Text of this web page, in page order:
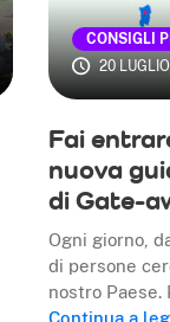
CONSIGLI
20
Fai
nuova
di Gate-
Ogni giorno,
di persone
nostro
Continua a